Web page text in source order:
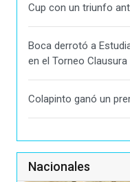
Cup con un triunfo
Boca derrotó a
en el Torneo Clausura
Colapinto ganó un
Nacionales